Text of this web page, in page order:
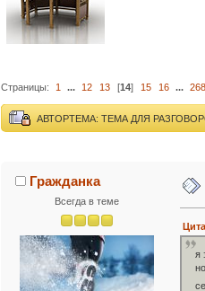
Страницы: 1 ... 12 13 [14] 15 16 ... 268
АВТОРТЕМА: ТЕМА ДЛЯ
Гражданка
Всегда в теме
я